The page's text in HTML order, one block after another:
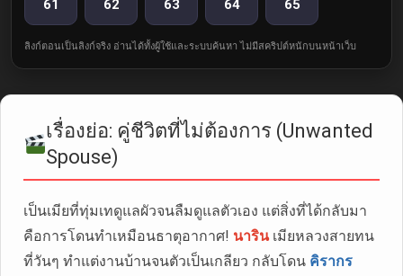
61 62 63 64 65
ลิงก์ตอนเป็นลิงก์จริง อ่านได้ทั้งผู้ใช้และระบบค้นหา ไม่มีสคริปต์หนักบนหน้าเว็บ
เรื่องย่อ: คู่ชีวิตที่ไม่ต้องการ (Unwanted
Spouse)
เป็นเมียที่ทุ่มเทดูแลผัวจนลืมดูแลตัวเอง แต่สิ่งที่ได้กลับมา
คือการโดนทำเหมือนธาตุอากาศ! นารินเมียหลวงสายทน
ที่วันๆ ทำแต่งานบ้านจนตัวเป็นเกลียว กลับโดน คิรากร